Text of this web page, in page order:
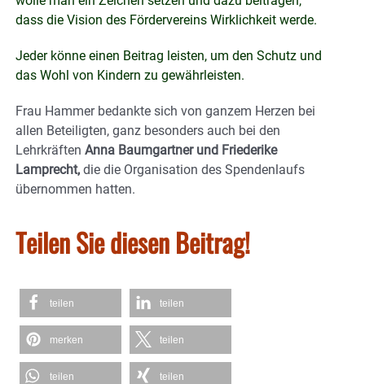
dass die Vision des Fördervereins Wirklichkeit werde.
Jeder könne einen Beitrag leisten, um den Schutz und
das Wohl von Kindern zu gewährleisten.
Frau Hammer bedankte sich von ganzem Herzen bei
allen Beteiligten, ganz besonders auch bei den
Lehrkräften Anna Baumgartner und Friederike
Lamprecht, die die Organisation des Spendenlaufs
übernommen hatten.
Teilen Sie diesen Beitrag!
teilen teilen
merken teilen
teilen teilen